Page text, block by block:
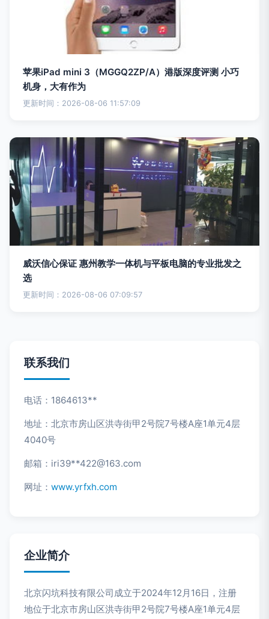
苹果iPad mini 3（MGGQ2ZP/A）港版深度评测 小巧
机身，大有作为
更新时间：2026-08-06 11:57:09
威沃信心保证 惠州教学一体机与平板电脑的专业批发之
选
更新时间：2026-08-06 07:09:57
联系我们
电话：1864613**
地址：北京市房山区洪寺街甲2号院7号楼A座1单元4层
4040号
邮箱：iri39**422@163.com
网址： www.yrfxh.com
企业简介
北京闪坑科技有限公司成立于2024年12月16日，注册
地位于北京市房山区洪寺街甲2号院7号楼A座1单元4层